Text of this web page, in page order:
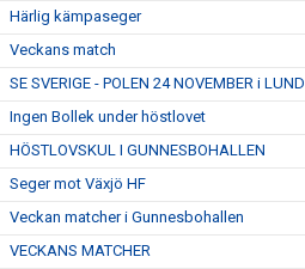
Härlig kämpaseger
Veckans match
SE SVERIGE - POLEN 24 NOVEMBER i LUND
Ingen Bollek under höstlovet
HÖSTLOVSKUL I GUNNESBOHALLEN
Seger mot Växjö HF
Veckan matcher i Gunnesbohallen
VECKANS MATCHER